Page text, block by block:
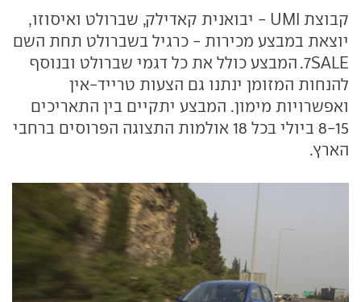
קבוצת UMI - יבואנית קאדילק, שברולט ואיסוזו,
יוצאת במבצע מכירות - כרגיל בשברולט תחת השם
7SALE. המבצע כולל את כל דגמי שברולט ובנוסף
להנחות המזומן ינתנו גם הצעות טרייד-אין
ואפשרויות מימון. המבצע יתקיים בין התאריכים
8-15 ביולי בכל 18 אולמות התצוגה הפרוסים ברחבי
הארץ.